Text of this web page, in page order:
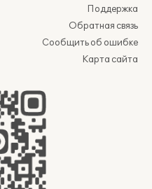
Поддержка
Обратная связь
Сообщить об ошибке
Карта сайта